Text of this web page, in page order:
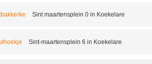
Sint maartensplein 0 in Koekelare
Sint-maartensplein 6 in Koekelare